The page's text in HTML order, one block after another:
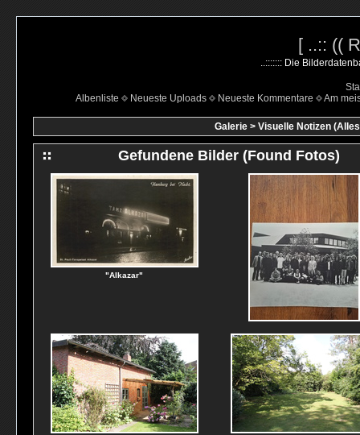
[ ..:: ((
..::::::: Die
Albenliste
Neueste Uploads Neueste Kommentare Am
Galerie> Visuelle Notizen
Gefundene Bilder (Found Fotos)
"Alkazar"